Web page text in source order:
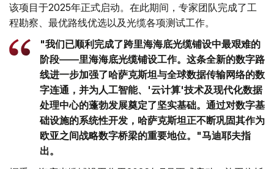
该项目于2025年正式启动。在此期间，专家团队完成了工
程勘察、最优路线优选以及光缆各项测试工作。
"我们已顺利完成了跨里海海底光缆铺设中最艰难的
阶段——里海海底光缆铺设工作。这条全新的数字路
线进一步加强了哈萨克斯坦与全球数据传输网络的数
字连通，并为人工智能、'云计算'技术及现代化数据
处理中心的蓬勃发展奠定了坚实基础。通过对数字基
础设施的系统性开发，哈萨克斯坦正不断巩固其作为
欧亚之间战略数字桥梁的重要地位。"马迪耶夫指
出。